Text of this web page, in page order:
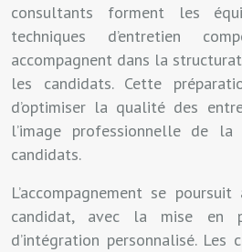
consultants forment les
techniques d’entretien
accompagnent dans la
les candidats. Cette
d’optimiser la qualité des
l’image professionnelle de
candidats.
L’accompagnement se
candidat, avec la mise en
d’intégration personnalisé. Les